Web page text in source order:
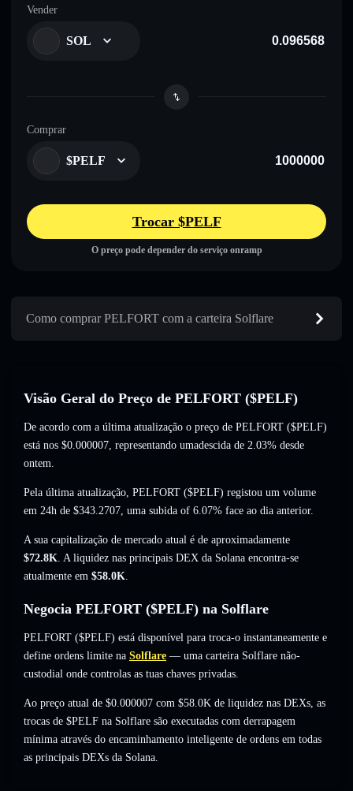
Vender
SOL
Comprar
$PELF
Trocar $PELF
O preço pode depender do serviço onramp
Como comprar PELFORT com a carteira Solflare
Visão Geral do Preço de PELFORT ($PELF)
De acordo com a última atualização o preço de PELFORT ($PELF)
está nos $0.000007, representando umadescida de 2.03% desde
ontem.
Pela última atualização, PELFORT ($PELF) registou um volume
em 24h de $343.2707, uma subida of 6.07% face ao dia anterior.
A sua capitalização de mercado atual é de aproximadamente
$72.8K. A liquidez nas principais DEX da Solana encontra-se
atualmente em $58.0K.
Negocia PELFORT ($PELF) na Solflare
PELFORT ($PELF) está disponível para troca-o instantaneamente e
define ordens limite na Solflare — uma carteira Solflare não-
custodial onde controlas as tuas chaves privadas.
Ao preço atual de $0.000007 com $58.0K de liquidez nas DEXs, as
trocas de $PELF na Solflare são executadas com derrapagem
mínima através do encaminhamento inteligente de ordens em todas
as principais DEXs da Solana.